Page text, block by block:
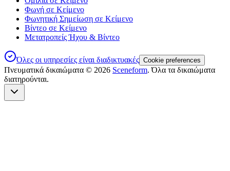
Φωνή σε Κείμενο
Φωνητική Σημείωση σε Κείμενο
Βίντεο σε Κείμενο
Μετατροπείς Ήχου & Βίντεο
Όλες οι υπηρεσίες είναι διαδικτυακές Cookie preferences
Πνευματικά δικαιώματα © 2026 Sceneform. Όλα τα δικαιώματα
διατηρούνται.